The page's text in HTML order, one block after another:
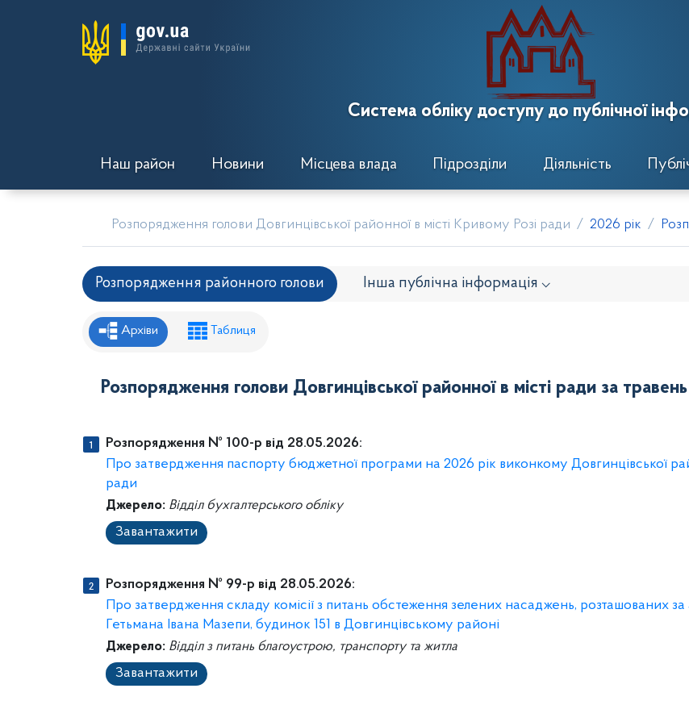
Система обліку доступу до публічної
Наш район Новини Місцева влада Підрозділи Діяльність
Розпорядження голови Довгинцівської районної в місті Кривому Розі ради 2026 рік
Розпорядження районного голови Інша публічна інформація ⌵
Рішення районної ради
Архіви Таблиця
Розпорядження голови Довгинцівської районної в місті ради за
Розпорядження № 100-р від 28.05.2026:
Про затвердження паспорту бюджетної програми на 2026 рік виконкому Довгинцівської
ради
Джерело: Відділ бухгалтерського обліку
Завантажити
Розпорядження № 99-р від 28.05.2026:
Про затвердження складу комісії з питань обстеження зелених насаджень, розташованих
Гетьмана Івана Мазепи, будинок 151 в Довгинцівському районі
Джерело: Відділ з питань благоустрою, транспорту та житла
Завантажити